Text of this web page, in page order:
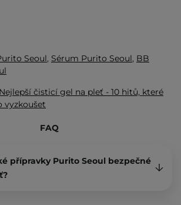
Seoul, Sérum Purito Seoul, BB
Nejlepší čisticí gel na pleť - 10 hitů, které
vyzkoušet
FAQ
přípravky Purito Seoul bezpečné